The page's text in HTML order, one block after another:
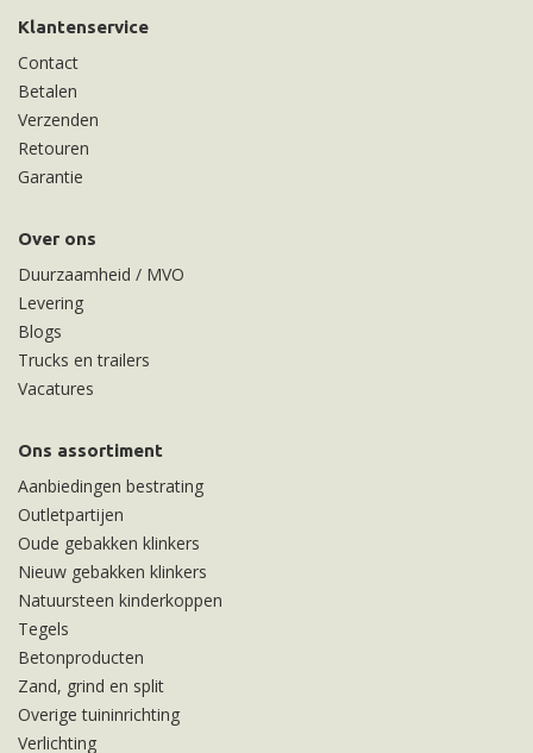
Klantenservice
Contact
Betalen
Verzenden
Retouren
Garantie
Over ons
Duurzaamheid / MVO
Levering
Blogs
Trucks en trailers
Vacatures
Ons assortiment
Aanbiedingen bestrating
Outletpartijen
Oude gebakken klinkers
Nieuw gebakken klinkers
Natuursteen kinderkoppen
Tegels
Betonproducten
Zand, grind en split
Overige tuininrichting
Verlichting